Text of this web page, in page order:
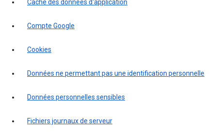
Cache des données d'application
Compte Google
Cookies
Données ne permettant pas une identification personnelle
Données personnelles sensibles
Fichiers journaux de serveur